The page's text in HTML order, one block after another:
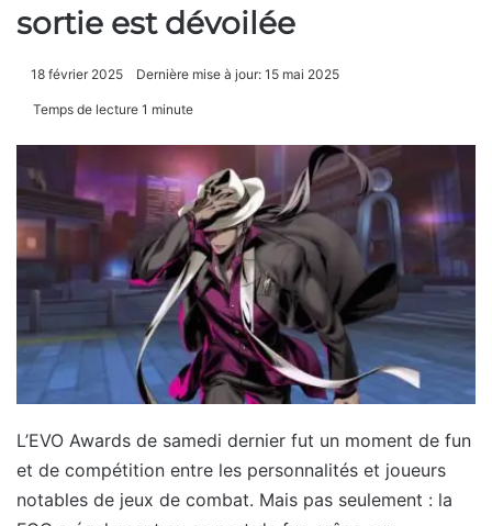
sortie est dévoilée
18 février 2025 Dernière mise à jour: 15 mai 2025
Temps de lecture 1 minute
L’EVO Awards de samedi dernier fut un moment de fun
et de compétition entre les personnalités et joueurs
notables de jeux de combat. Mais pas seulement : la